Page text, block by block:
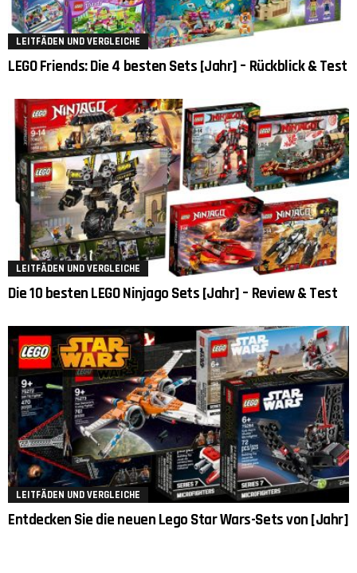
LEITFÄDEN UND VERGLEICHE
LEGO Friends: Die 4 besten Sets [Jahr] – Rückblick & Test
LEITFÄDEN UND VERGLEICHE
Die 10 besten LEGO Ninjago Sets [Jahr] – Review & Test
LEITFÄDEN UND VERGLEICHE
Entdecken Sie die neuen Lego Star Wars-Sets von [Jahr]